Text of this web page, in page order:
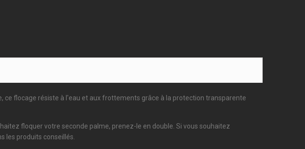
flocage résiste à l'eau et aux frottements grâce à la protection transparente
floquer votre seconde palme, prenez-le en double. Si vous souhaitez
les produits conseillés.